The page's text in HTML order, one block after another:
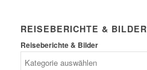
REISEBERICHTE & BILDER
Reiseberichte & Bilder